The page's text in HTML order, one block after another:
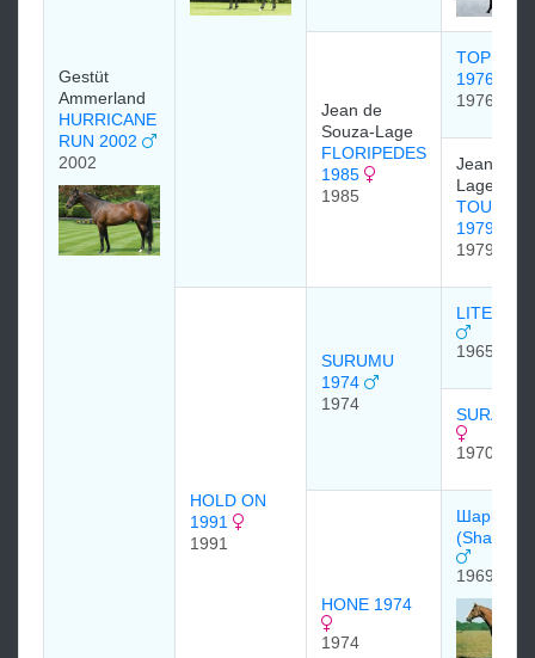
Gestüt
Ammerland
HURRICANE
RUN 2002
2002
Jean de
Souza-Lage
FLORIPEDES
1985
1985
TOP
1976
1976
Jean de
Lage
TOUTE
1979
1979
HOLD ON
1991
1991
SURUMU
1974
1974
LITERAT
1965
SURAMA
1970
HONE 1974
1974
Шарпен
(Sharpen
1969